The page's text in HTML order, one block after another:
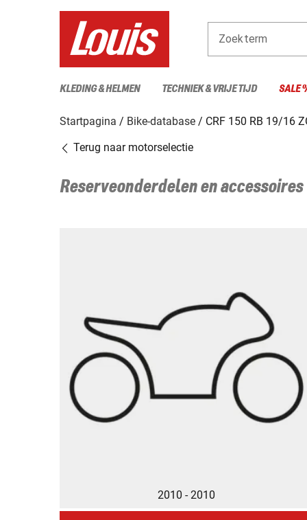
Zoekterm
KLEDING & HELMEN TECHNIEK & VRIJE TIJD SALE
Startpagina Bike-database
CRF 150 RB 19/16
Terug naar motorselectie
Reserveonderdelen en
2010 - 2010